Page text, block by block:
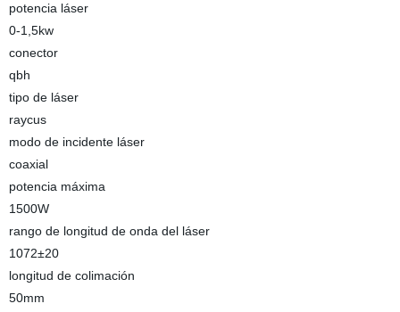
potencia láser
0-1,5kw
conector
qbh
tipo de láser
raycus
modo de incidente láser
coaxial
potencia máxima
1500W
rango de longitud de onda del láser
1072±20
longitud de colimación
50mm